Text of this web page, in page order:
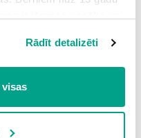
Jūs piekrītat visām
vietnē, ieskaitot
Spiežot uz pogas
sīkdatnes, kuru
lietotāja piekrišanu.
Rādīt detalizēti